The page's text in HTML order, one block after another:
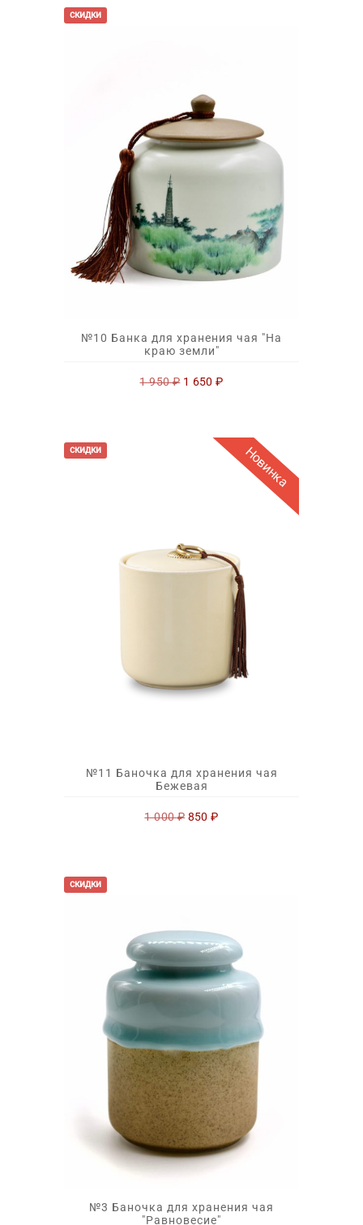
скидки
№10 Банка для хранения чая "На
краю земли"
1 950₽ Первоначальная
1 650₽Текущая
Новинка
скидки
№11 Баночка для хранения чая
Бежевая
1 000₽ Первоначальная
850₽Текущая
скидки
№3 Баночка для хранения чая
"Равновесие"